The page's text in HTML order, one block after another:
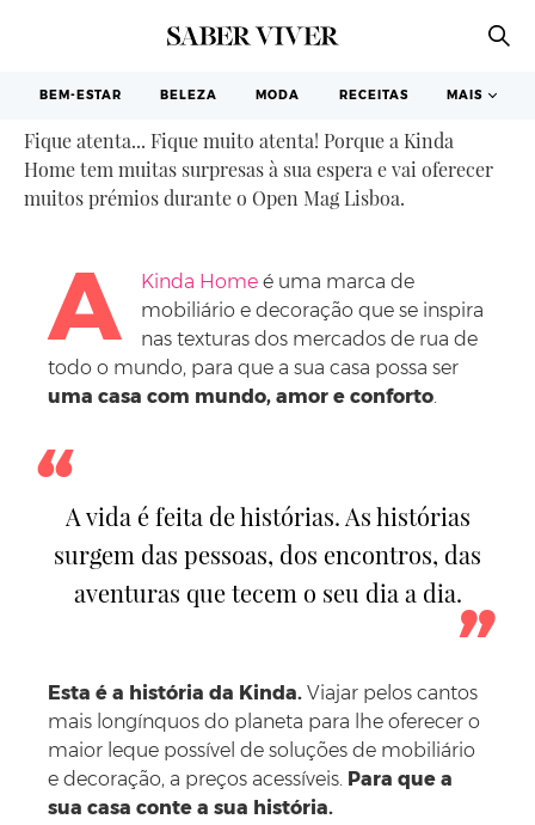
BEM-ESTAR BELEZA MODA RECEITAS MAIS
Kinda Home
Fique atenta... Fique muito atenta! Porque a Kinda
Home tem muitas surpresas à sua espera e vai oferecer
muitos prémios durante o Open Mag Lisboa.
A Kinda Home é uma marca de
mobiliário e decoração que se inspira
nas texturas dos mercados de rua de
todo o mundo, para que a sua casa possa ser
uma casa com mundo, amor e conforto.
A vida é feita de histórias. As histórias
surgem das pessoas, dos encontros, das
aventuras que tecem o seu dia a dia.
Esta é a história da Kinda. Viajar pelos cantos
mais longínquos do planeta para lhe oferecer o
maior leque possível de soluções de mobiliário
e decoração, a preços acessíveis. Para que a
sua casa conte a sua história.